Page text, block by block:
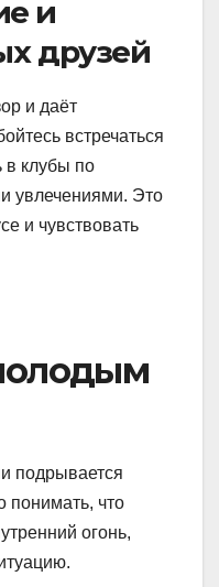
и
друзей
и даёт
встречаться
в клубы по
увлечениями. Это
и чувствовать
подрывается
что
огонь,